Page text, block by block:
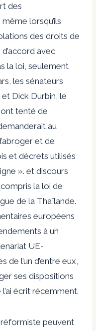
des
lorsqu’ils
des droits de
avec
la loi, seulement
les sénateurs
Dick Durbin, le
tenté de
au
et de
et décrets utilisés
». et discours
la loi de
de la Thaïlande.
européens
à un
UE-
l’un d’entre eux,
ses dispositions
écrit récemment.
peuvent